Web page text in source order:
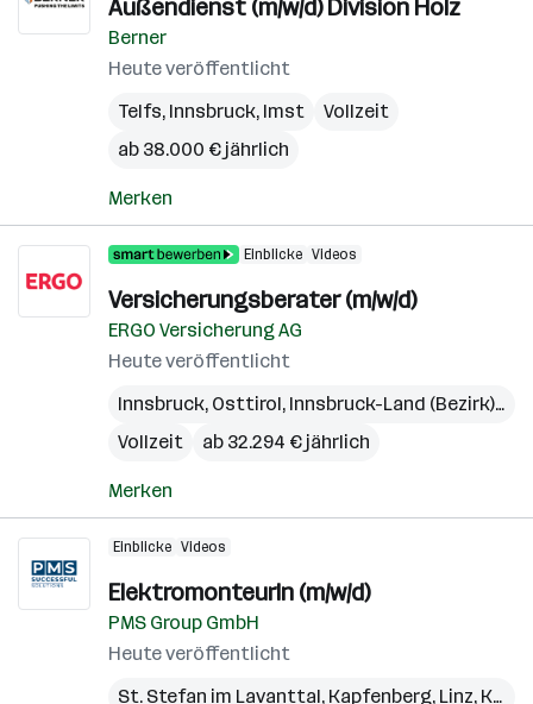
Außendienst (m/w/d) Division Holz
Berner
Heute veröffentlicht
Telfs, Innsbruck, Imst
Vollzeit
ab 38.000 € jährlich
Merken
Einblicke Videos
Versicherungsberater (m/w/d)
ERGO Versicherung AG
Heute veröffentlicht
Innsbruck, Osttirol, Innsbruck-Land (Bezirk),
Vollzeit
ab 32.294 € jährlich
Merken
Einblicke Videos
ElektromonteurIn (m/w/d)
PMS Group GmbH
Heute veröffentlicht
St. Stefan im Lavanttal, Kapfenberg, Linz, Kundl